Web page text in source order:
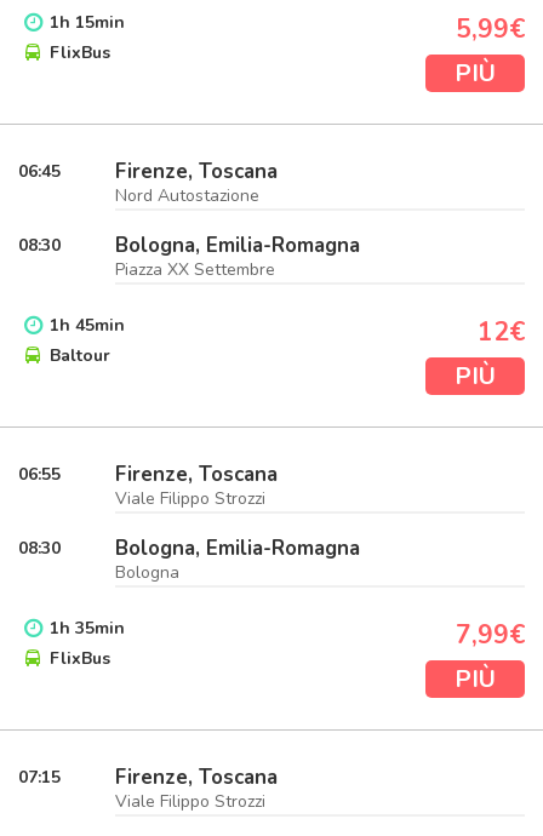
1h 15min
FlixBus
5,99€
PIÙ
06:45 Firenze, Toscana
Nord Autostazione
08:30 Bologna, Emilia-Romagna
Piazza XX Settembre
1h 45min
Baltour
12€
PIÙ
06:55 Firenze, Toscana
Viale Filippo Strozzi
08:30 Bologna, Emilia-Romagna
Bologna
1h 35min
FlixBus
7,99€
PIÙ
07:15 Firenze, Toscana
Viale Filippo Strozzi